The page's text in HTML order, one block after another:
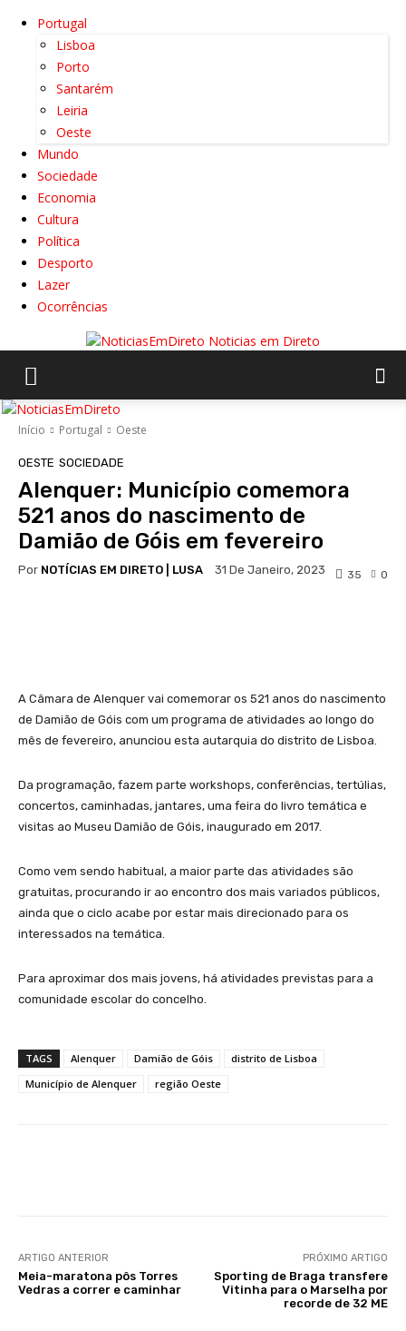
Portugal
Lisboa
Porto
Santarém
Leiria
Oeste
Mundo
Sociedade
Economia
Cultura
Política
Desporto
Lazer
Ocorrências
Noticias em Direto
Início Portugal Oeste
OESTE SOCIEDADE
Alenquer: Município comemora
521 anos do nascimento de
Damião de Góis em fevereiro
Por NOTÍCIAS EM DIRETO | LUSA 31 De Janeiro, 2023 0
35
A Câmara de Alenquer vai comemorar os 521 anos do nascimento
de Damião de Góis com um programa de atividades ao longo do
mês de fevereiro, anunciou esta autarquia do distrito de Lisboa.
Da programação, fazem parte workshops, conferências, tertúlias,
concertos, caminhadas, jantares, uma feira do livro temática e
visitas ao Museu Damião de Góis, inaugurado em 2017.
Como vem sendo habitual, a maior parte das atividades são
gratuitas, procurando ir ao encontro dos mais variados públicos,
ainda que o ciclo acabe por estar mais direcionado para os
interessados na temática.
Para aproximar dos mais jovens, há atividades previstas para a
comunidade escolar do concelho.
TAGS Alenquer Damião de Góis
distrito de Lisboa
Município de Alenquer
região Oeste
ARTIGO ANTERIOR
Meia-maratona pôs Torres
Vedras a correr e caminhar
PRÓXIMO ARTIGO
Sporting de Braga transfere
Vitinha para o Marselha por
recorde de 32 ME